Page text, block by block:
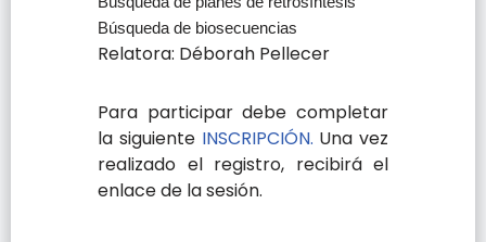
Búsqueda de biosecuencias
Relatora: Déborah Pellecer
Para participar debe completar
la siguiente INSCRIPCIÓN. Una vez
realizado el registro, recibirá el
enlace de la sesión.